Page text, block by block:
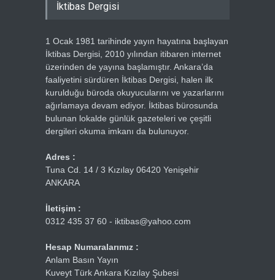
İktibas Dergisi
1 Ocak 1981 tarihinde yayın hayatına başlayan
İktibas Dergisi, 2010 yılından itibaren internet
üzerinden de yayına başlamıştır. Ankara’da
faaliyetini sürdüren İktibas Dergisi, halen ilk
kurulduğu büroda okuyucularını ve yazarlarını
ağırlamaya devam ediyor. İktibas bürosunda
bulunan lokalde günlük gazeteleri ve çeşitli
dergileri okuma imkanı da bulunuyor.
Adres :
Tuna Cd. 14 / 3 Kızılay 06420 Yenişehir
ANKARA
İletişim :
0312 435 37 60 - iktibas@yahoo.com
Hesap Numaralarımız :
Anlam Basın Yayın
Kuveyt Türk Ankara Kızılay Şubesi